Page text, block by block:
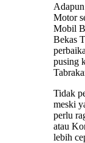
Motor
Mobil
Bekas
pusing
Tidak
meski
perlu
atau
lebih